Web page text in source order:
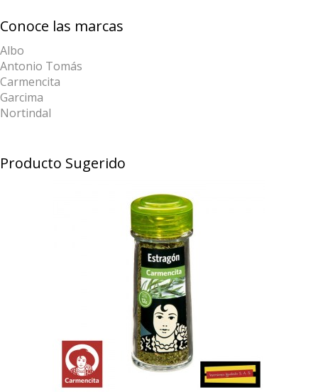
Conoce las marcas
Albo
Antonio Tomás
Carmencita
Garcima
Nortindal
Producto Sugerido